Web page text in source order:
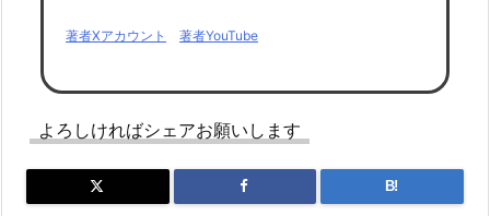
著者Xアカウント 著者YouTube
よろしければシェアお願いします
B!